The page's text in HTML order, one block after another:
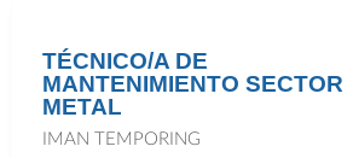
TÉCNICO/A DE
MANTENIMIENTO SECTOR
METAL
IMAN TEMPORING